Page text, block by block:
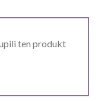
ten produkt